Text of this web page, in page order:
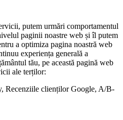
putem urmări comportamentul
paginii noastre web și îl putem
a optimiza pagina noastră web
experiența generală a
tău, pe această pagină web
ale terților:
Recenziile clienților Google, A/B-